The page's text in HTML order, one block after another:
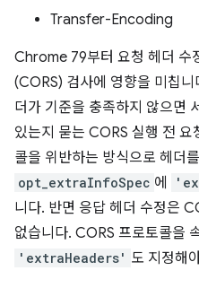
Transfer-Encoding
Chrome 79부터 요청 헤더 수
(CORS) 검사에 영향을 미칩
더가 기준을 충족하지 않으면
있는지 묻는 CORS 실행 전
콜을 위반하는 방식으로 헤더
opt_extraInfoSpec 에
니다. 반면 응답 헤더 수정은
없습니다. CORS 프로토콜을
'extraHeaders' 도 지정해